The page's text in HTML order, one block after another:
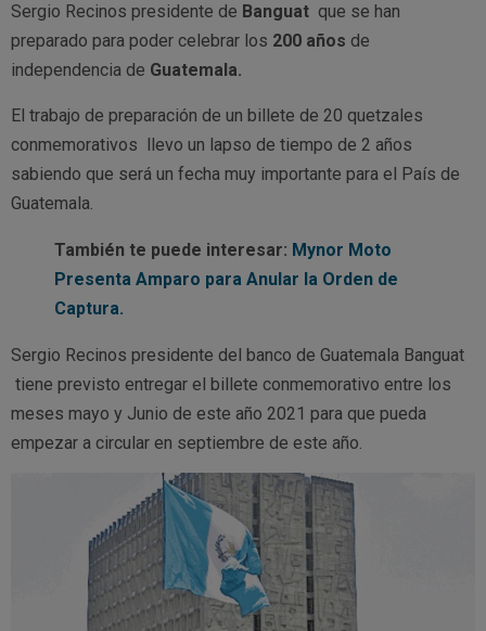
Sergio Recinos presidente de Banguat que se han
preparado para poder celebrar los 200 años de
independencia de Guatemala.
El trabajo de preparación de un billete de 20 quetzales
conmemorativos llevo un lapso de tiempo de 2 años
sabiendo que será un fecha muy importante para el País de
Guatemala.
También te puede interesar: Mynor Moto
Presenta Amparo para Anular la Orden de
Captura.
Sergio Recinos presidente del banco de Guatemala Banguat
tiene previsto entregar el billete conmemorativo entre los
meses mayo y Junio de este año 2021 para que pueda
empezar a circular en septiembre de este año.